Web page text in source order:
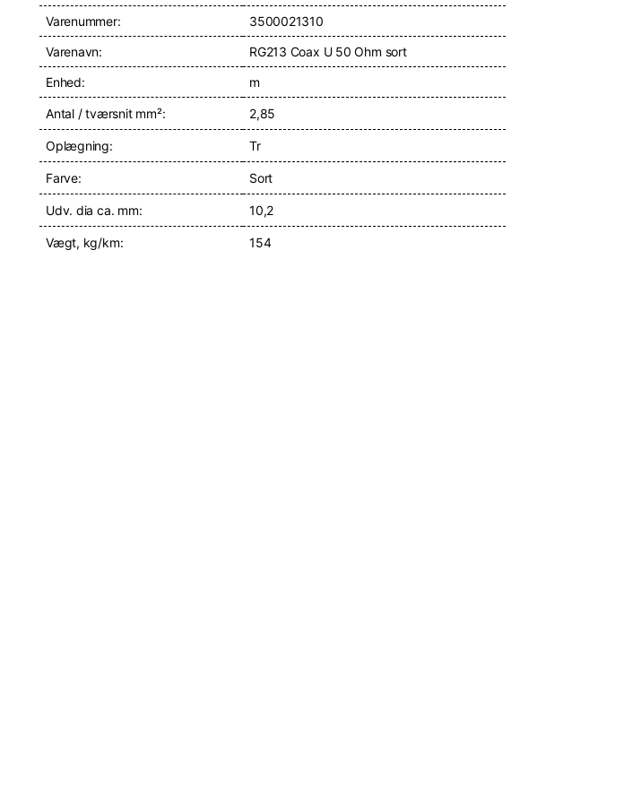
Varenummer:
3500021310
Varenavn:
RG213 Coax U 50 Ohm sort
Enhed:
m
Antal / tværsnit mm²: 2,85
Oplægning: Tr
Farve: Sort
Udv. dia ca. mm: 10,2
Vægt, kg/km: 154